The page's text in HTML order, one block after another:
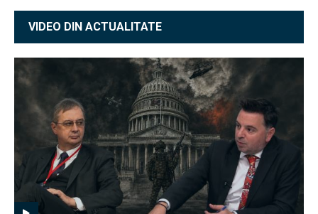
VIDEO DIN ACTUALITATE